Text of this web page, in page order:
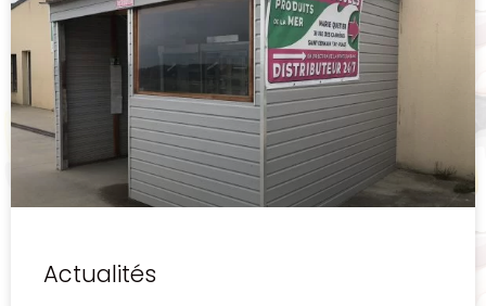
Actualités